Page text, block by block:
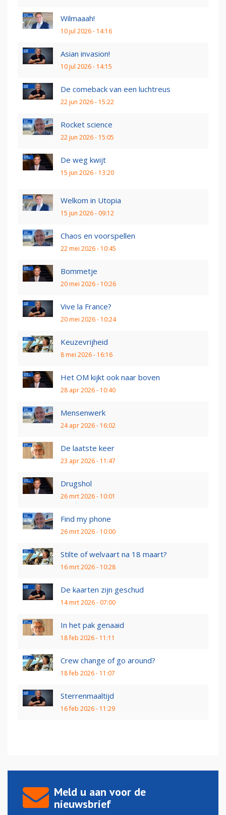
Wilmaaah!
10 jul 2026 - 14:16
Asian invasion!
10 jul 2026 - 14:15
De comeback van een luchtreus
22 jun 2026 - 15:22
Rocket science
22 jun 2026 - 15:05
De weg kwijt
15 jun 2026 - 13:20
Welkom in Utopia
15 jun 2026 - 09:12
Chaos en voorspellen
22 mei 2026 - 10:45
Bommetje
20 mei 2026 - 10:26
Vive la France?
20 mei 2026 - 10:24
Keuzevrijheid
8 mei 2026 - 16:16
Het OM kijkt ook naar boven
28 apr 2026 - 10:40
Mensenwerk
24 apr 2026 - 16:02
De laatste keer
23 apr 2026 - 11:47
Drugshol
26 mrt 2026 - 10:01
Find my phone
26 mrt 2026 - 10:00
Stilte of welvaart na 18 maart?
16 mrt 2026 - 10:28
De kaarten zijn geschud
14 mrt 2026 - 07:00
In het pak genaaid
18 feb 2026 - 11:11
Crew change of go around?
18 feb 2026 - 11:07
Sterrenmaaltijd
16 feb 2026 - 11:29
Meld u aan voor de
nieuwsbrief